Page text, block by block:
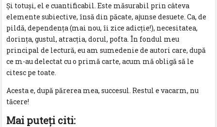
Și totuși, el e cuantificabil. Este măsurabil prin câteva
elemente subiective, însă din păcate, ajunse desuete. Ca, de
pildă, dependența (mai nou, îi zice adicție!), necesitatea,
dorința, gustul, atracția, dorul, pofta. În fondul meu
principal de lectură, eu am sumedenie de autori care, după
ce m-au delectat cu o primă carte, acum mă obligă să le
citesc pe toate.
Acesta e, după părerea mea, succesul. Restul e vacarm, nu
tăcere!
Mai puteţi citi: